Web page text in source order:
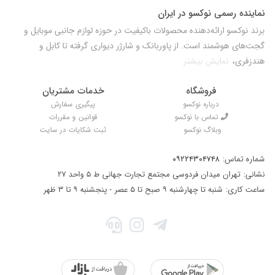
نماینده رسمی نوکسو در ایران
برند نوکسو ارائه‌دهنده محصولات باکیفیت در حوزه لوازم جانبی موبایل و
گجت‌های هوشمند است. از پاوربانک و شارژر دیواری گرفته تا کابل و
هندزفری، نمایش بیشتر
فروشگاه
درباره نوکسو
تماس با نوکسو
وبلاگ نوکسو
خدمات مشتریان
پیگیری سفارش
قوانین و مقررات
ثبت شکایات در سایت
شماره تماس: ۰۹۲۲۴۳۰۴۷۴۸
نشانی: تهران میدان فردوسی مجتمع تجارت جهانی ط ۵ واحد ۲۷
ساعت کاری: شنبه تا چهارشنبه ۹ صبح تا ۵ عصر - پنجشنبه ۹ تا ۳ ظهر